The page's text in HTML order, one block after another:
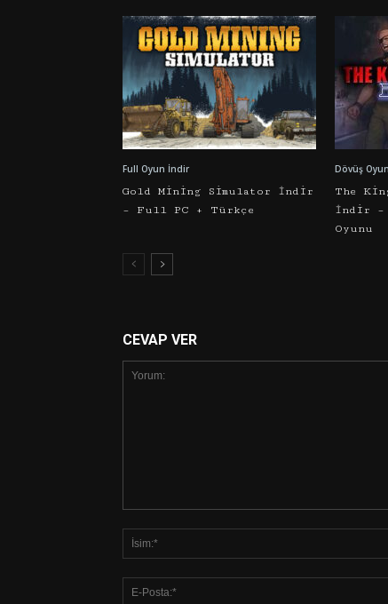
Full Oyun İndir
Gold Mining Simulator İndir
– Full PC + Türkçe
Dövüş
The
İndir –
Oyunu
CEVAP VER